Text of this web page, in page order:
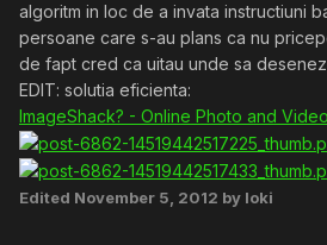
algoritm in loc de a invata instructiuni
persoane care s-au plans ca nu
de fapt cred ca uitau unde sa
EDIT: solutia eficienta:
ImageShack? - Online Photo and
Edited November 5, 2012 by loki